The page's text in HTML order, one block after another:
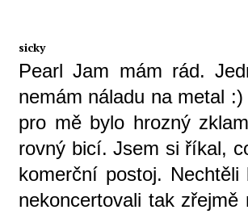
sicky
Pearl Jam mám rád.
nemám náladu na metal
pro mě bylo hrozný
rovný bicí. Jsem si říkal,
komerční postoj.
nekoncertovali tak